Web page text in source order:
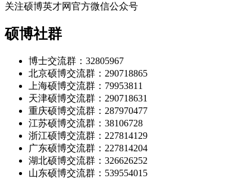
关注硕博英才网官方微信公众号
硕博社群
博士交流群：32805967
北京硕博交流群：290718865
上海硕博交流群：79953811
天津硕博交流群：290718631
重庆硕博交流群：287970477
江苏硕博交流群：38106728
浙江硕博交流群：227814129
广东硕博交流群：227814204
湖北硕博交流群：326626252
山东硕博交流群：539554015